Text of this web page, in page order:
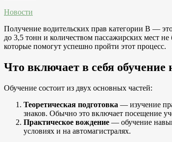
Новости
Получение водительских прав категории B —
до 3,5 тонн и количеством пассажирских мест
которые помогут успешно пройти этот процесс.
Что включает в себя обучение
Обучение состоит из двух основных частей:
Теоретическая подготовка — изучение
знаков. Обычно это включает посещение
Практическое вождение — обучение
условиях и на автомагистралях.